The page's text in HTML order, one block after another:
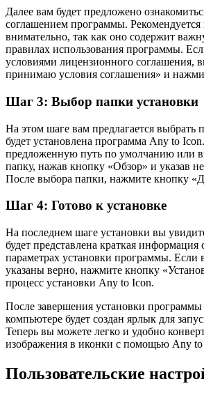
Далее вам будет предложено
соглашением программы. Рекомендуется
внимательно, так как оно содержит
правилах использования программы.
условиями лицензионного соглашения,
принимаю условия соглашения» и
Шаг 3: Выбор папки установки
На этом шаге вам предлагается выбрать
будет установлена программа Any to
предложенную путь по умолчанию или
папку, нажав кнопку «Обзор» и указав
После выбора папки, нажмите кнопку
Шаг 4: Готово к установке
На последнем шаге установки вы
будет представлена краткая
параметрах установки программы. Если
указаны верно, нажмите кнопку
процесс установки Any to Icon.
После завершения установки
компьютере будет создан ярлык для
Теперь вы можете легко и удобно
изображения в иконки с помощью Any to
Пользовательские